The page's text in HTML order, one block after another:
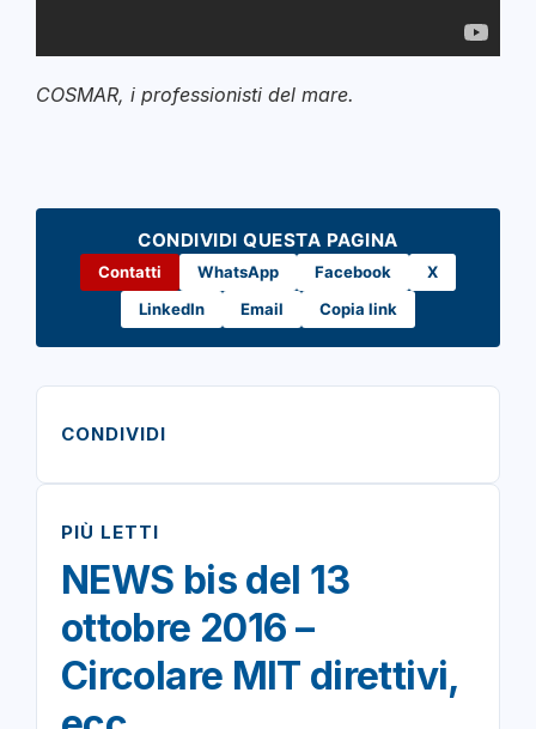
COSMAR, i professionisti del mare.
CONDIVIDI QUESTA PAGINA
Contatti WhatsApp Facebook
X
LinkedIn
Email Copia link
CONDIVIDI
PIÙ LETTI
NEWS bis del 13
ottobre 2016 –
Circolare MIT direttivi,